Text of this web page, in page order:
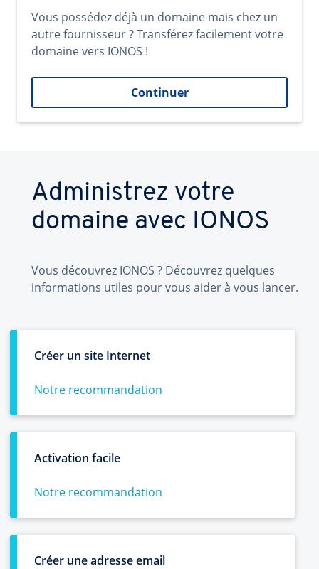
Vous possédez déjà un domaine mais chez un
autre fournisseur ? Transférez facilement votre
domaine vers IONOS !
Continuer
Administrez votre
domaine avec IONOS
Vous découvrez IONOS ? Découvrez quelques
informations utiles pour vous aider à vous lancer.
Créer un site Internet
Notre recommandation
Activation facile
Notre recommandation
Créer une adresse email